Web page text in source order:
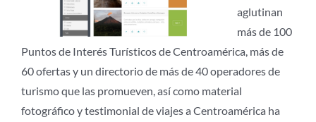
aglutinan
más de 100
Puntos de Interés Turísticos de Centroamérica, más de
60 ofertas y un directorio de más de 40 operadores de
turismo que las promueven, así como material
fotográfico y testimonial de viajes a Centroamérica ha